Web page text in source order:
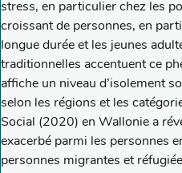
stress, en particulier chez les
croissant de personnes, en
longue durée et les jeunes
traditionnelles accentuent ce
affiche un niveau d’isolement
selon les régions et les
Social (2020) en Wallonie a
exacerbé parmi les personnes
personnes migrantes et